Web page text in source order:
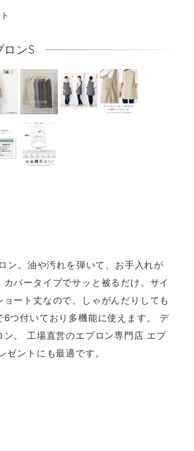
ロンS
ン。油や汚れを弾いて、お手入れが
バータイプでサッと被るだけ。サイ
ート丈なので、しゃがんだりしても
つ付いており多機能に使えます。 デ
。 工場直営のエプロン専門店 エプ
ントにも最適です。